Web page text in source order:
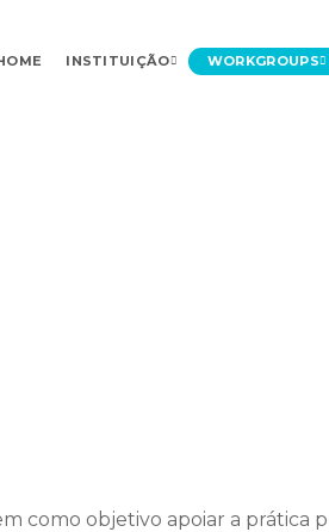
INSTITUIÇÃO WORKGROUPS
como objetivo apoiar a prática